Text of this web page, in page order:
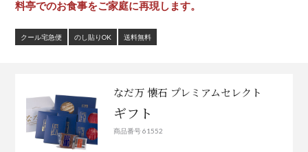
料亭でのお食事をご家庭に再現します。
クール宅急便 のし貼りOK 送料無料
なだ万 懐石 プレミアムセレクト
ギフト
商品番号 61552